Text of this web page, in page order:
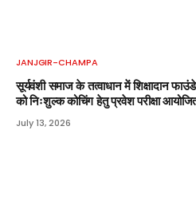
JANJGIR-CHAMPA
सूर्यवंशी समाज के तत्वाधान में शिक्षादान
को निःशुल्क कोचिंग हेतु प्रवेश परीक्षा
July 13, 2026